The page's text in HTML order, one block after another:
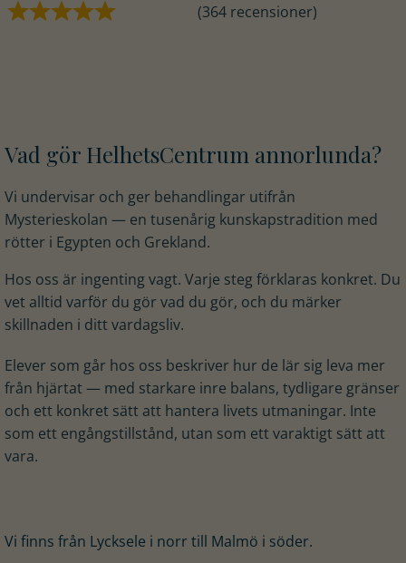
(364 recensioner)
Vad gör HelhetsCentrum annorlunda?
Vi undervisar och ger behandlingar utifrån
Mysterieskolan — en tusenårig kunskapstradition med
rötter i Egypten och Grekland.
Hos oss är ingenting vagt. Varje steg förklaras konkret. Du
vet alltid varför du gör vad du gör, och du märker
skillnaden i ditt vardagsliv.
Elever som går hos oss beskriver hur de lär sig leva mer
från hjärtat — med starkare inre balans, tydligare gränser
och ett konkret sätt att hantera livets utmaningar. Inte
som ett engångstillstånd, utan som ett varaktigt sätt att
vara.
Vi finns från Lycksele i norr till Malmö i söder.